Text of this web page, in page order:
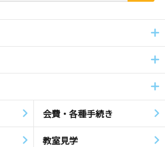
会費・各種手続き
教室見学